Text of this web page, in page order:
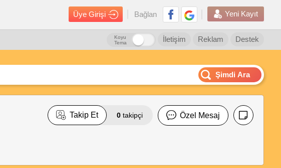
Üye Girişi Bağlan Yeni Kayıt
Destek
Reklam
İletişim
Koyu
Tema
Şimdi Ara
Takip Et 0 takipçi Özel Mesaj